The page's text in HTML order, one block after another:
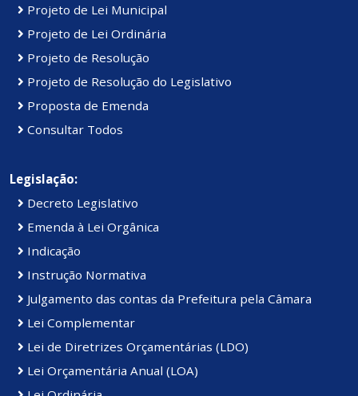
Projeto de Lei Municipal
Projeto de Lei Ordinária
Projeto de Resolução
Projeto de Resolução do Legislativo
Proposta de Emenda
Consultar Todos
Legislação:
Decreto Legislativo
Emenda à Lei Orgânica
Indicação
Instrução Normativa
Julgamento das contas da Prefeitura pela Câmara
Lei Complementar
Lei de Diretrizes Orçamentárias (LDO)
Lei Orçamentária Anual (LOA)